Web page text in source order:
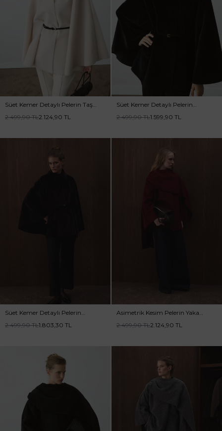
Süet Kemer Detaylı Pelerin Taş
2.499,90TL2.124,90 TL
Süet Kemer Detaylı Pelerin
2.499,90TL1.599,90 TL
Süet Kemer Detaylı Pelerin
2.499,90TL1.803,30 TL
Asimetrik Kesim Pelerin Yaka
2.499,90TL2.124,90 TL